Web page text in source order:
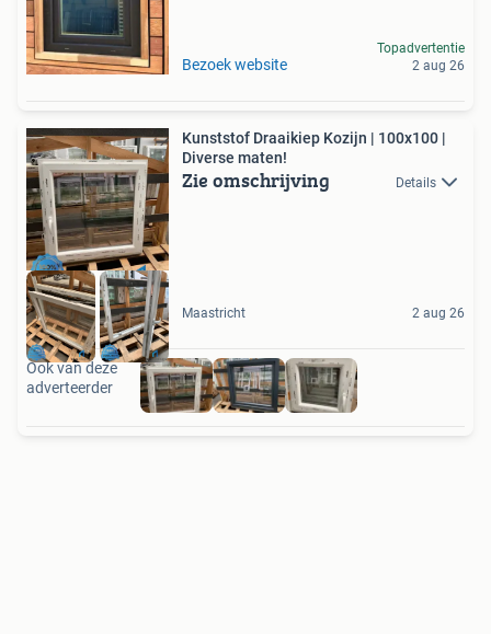
Bezoek website
Topadvertentie
2 aug 26
Kunststof Draaikiep Kozijn | 100x100 |
Diverse maten!
Zie omschrijving Details
Maastricht 2 aug 26
Ook van deze
adverteerder